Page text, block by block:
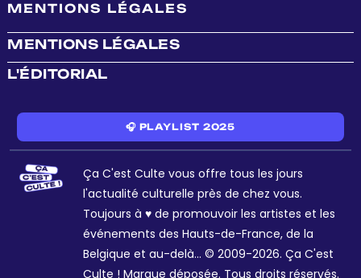
MENTIONS LÉGALES
MENTIONS LÉGALES
L'ÉDITORIAL
🎧 PLAYLIST 2025
Ça C'est Culte vous offre tous les jours
l'actualité culturelle près de chez vous.
Toujours à ♥ de promouvoir les artistes et les
événements des Hauts-de-France, de la
Belgique et au-delà... © 2009-2026. Ça C'est
Culte ! Marque déposée. Tous droits réservés.